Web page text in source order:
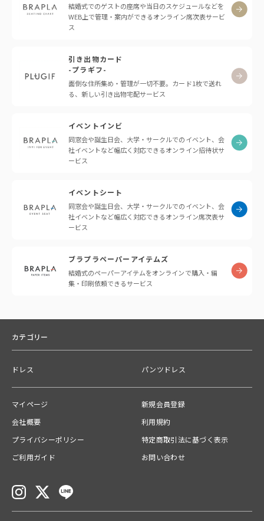
結婚式でのゲストの座席や当日のスケジュールなどを
WEB上で管理・案内ができるオンライン席次表サービ
ス
引き出物カード
-プラギフ-
面倒な住所集め・管理が一切不要。カード1枚で送れ
る、新しい引き出物宅配サービス
イベントインビ
同窓会や誕生日会、大学・サークルでのイベント、会
社イベントなど幅広く対応できるオンライン招待状サ
ービス
イベントシート
同窓会や誕生日会、大学・サークルでのイベント、会
社イベントなど幅広く対応できるオンライン席次表サ
ービス
ブラプラペーパーアイテムズ
結婚式のペーパーアイテムをオンラインで購入・編
集・印刷依頼できるサービス
カテゴリー
ドレス パンツドレス
マイページ
新規会員登録
会社概要
利用規約
プライバシーポリシー
特定商取引法に基づく表示
ご利用ガイド
お問い合わせ